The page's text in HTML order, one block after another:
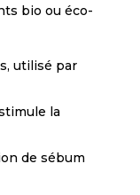
bio ou éco-
utilisé par
la
de sébum